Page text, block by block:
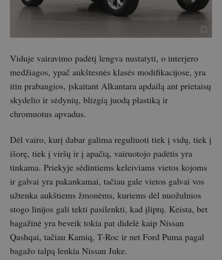
Viduje vairavimo padėtį lengva nustatyti, o interjero
medžiagos, ypač aukštesnės klasės modifikacijose, yra
itin prabangios, įskaitant Alkantara apdailą ant prietaisų
skydelio ir sėdynių, blizgią juodą plastiką ir
chromuotus apvadus.
Dėl vairo, kurį dabar galima reguliuoti tiek į vidų, tiek į
išorę, tiek į viršų ir į apačią, vairuotojo padėtis yra
tinkama. Priekyje sėdintiems keleiviams vietos kojoms
ir galvai yra pakankamai, tačiau gale vietos galvai vos
užtenka aukštiems žmonėms, kuriems dėl nuožulnios
stogo linijos gali tekti pasilenkti, kad įliptų. Keista, bet
bagažinė yra beveik tokia pat didelė kaip Nissan
Qashqai, tačiau Kamiq, T-Roc ir net Ford Puma pagal
bagažo talpą lenkia Nissan Juke.